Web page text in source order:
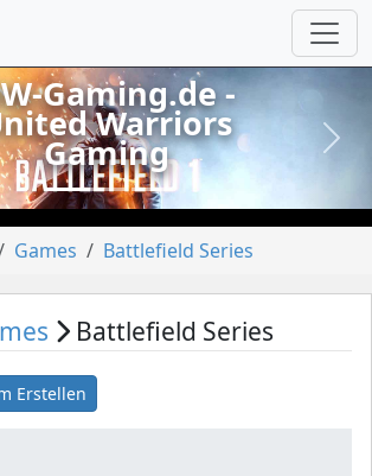
Gaming.de -
Warriors
Gaming
Games Battlefield Series
Battlefield Series
Erstellen